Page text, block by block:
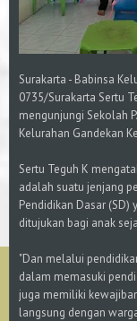
Surakarta - Babinsa
0735/Surakarta Sertu
mengunjungi Sekolah
Kelurahan Gandekan
Sertu Teguh K
adalah suatu jenjang
Pendidikan Dasar
ditujukan bagi anak
"Dan melalui
dalam memasuki
juga memiliki
langsung dengan